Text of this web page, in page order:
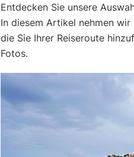
Entdecken Sie unsere
In diesem Artikel nehmen
die Sie Ihrer Reiseroute
Fotos.